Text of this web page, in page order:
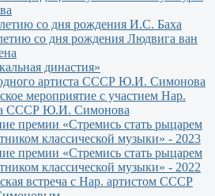
со дня рождения И.С. Баха
со дня рождения Людвига ван
династия»
артиста СССР Ю.И. Симонова
мероприятие с участием Нар.
СССР Ю.И. Симонова
премии «Стремись стать рыцарем
классической музыки» - 2023
премии «Стремись стать рыцарем
классической музыки» - 2022
встреча с Нар. артистом СССР